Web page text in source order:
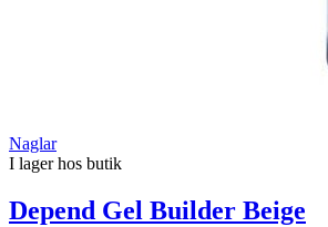
Naglar
I lager hos butik
Depend Gel Builder Beige